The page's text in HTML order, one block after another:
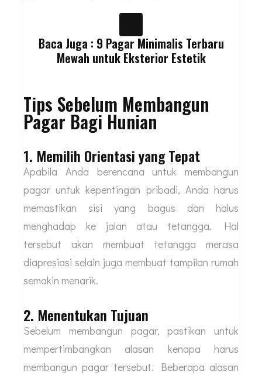
Baca Juga : 9 Pagar Minimalis Terbaru
Mewah untuk Eksterior Estetik
Tips Sebelum Membangun
Pagar Bagi Hunian
1. Memilih Orientasi yang Tepat
Apabila Anda berencana untuk membangun
pagar untuk kepentingan pribadi, Anda harus
memastikan sisi yang bagus dan halus
menghadap ke jalan atau tetangga. Hal
tersebut akan membuat tetangga merasa
diapresiasi selain juga membuat tampilan rumah
semakin menarik.
2. Menentukan Tujuan
Sebelum membangun pagar, pastikan untuk
mempertimbangkan alasan kenapa harus
membangun pagar tersebut. Beberapa alasan